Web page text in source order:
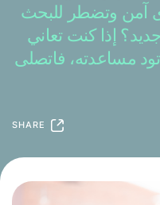
آمن وتضطر للبحث
إذا كنت تعاني
مساعدته، فاتصلى
SHARE